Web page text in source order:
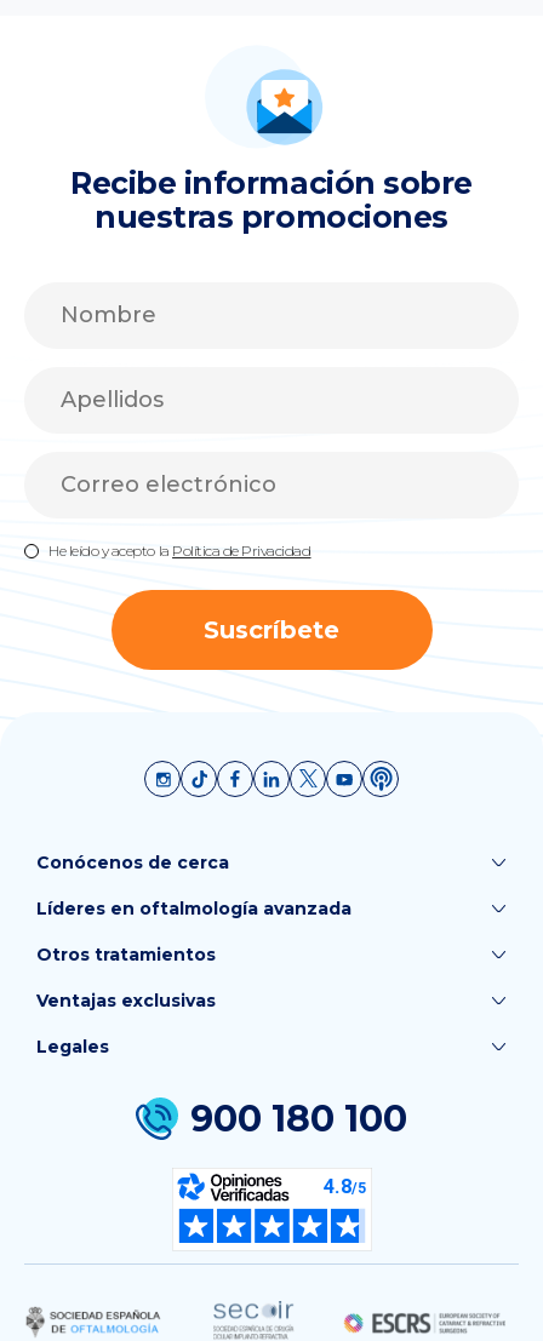
Recibe información sobre
nuestras promociones
He leído y acepto la Política de Privacidad
Suscríbete
Conócenos de cerca
Líderes en oftalmología avanzada
Otros tratamientos
Ventajas exclusivas
900 180 100
Legales